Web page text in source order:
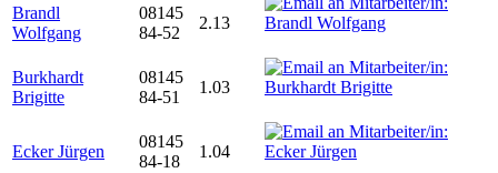
Brandl
Wolfgang
08145
84-52
2.13
Burkhardt
Brigitte
08145
84-51
1.03
Ecker Jürgen
08145
84-18
1.04